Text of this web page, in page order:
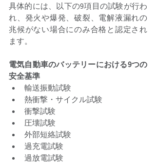
具体的には、以下の9項目の試験が行わ
れ、発火や爆発、破裂、電解液漏れの
兆候がない場合にのみ合格と認定され
ます。
電気自動車のバッテリーにおける9つの
安全基準
輸送振動試験
熱衝撃・サイクル試験
衝撃試験
圧壊試験
外部短絡試験
過充電試験
過放電試験